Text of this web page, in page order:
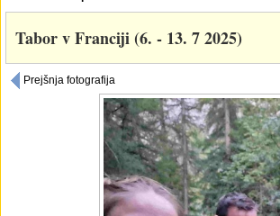
Tabor v Franciji (6. - 13. 7 2025)
Prejšnja fotografija